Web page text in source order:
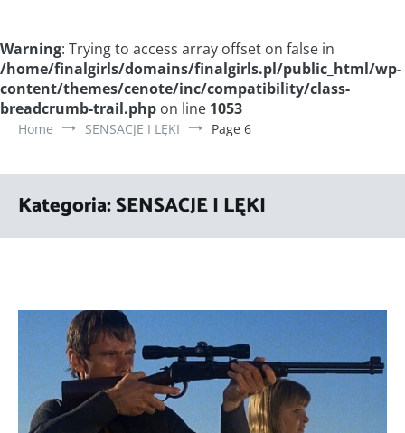
Warning: Trying to access array offset on false in
/home/finalgirls/domains/finalgirls.pl/public_html/wp-
content/themes/cenote/inc/compatibility/class-
breadcrumb-trail.php on line 1053
Home SENSACJE I LĘKI Page 6
Kategoria:SENSACJE I LĘKI